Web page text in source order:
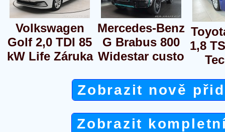
Volkswagen
Golf 2,0 TDI 85
kW Life Záruka
Mercedes-Benz
G Brabus 800
Widestar custo
1,8
Zobrazit nově
Zobrazit